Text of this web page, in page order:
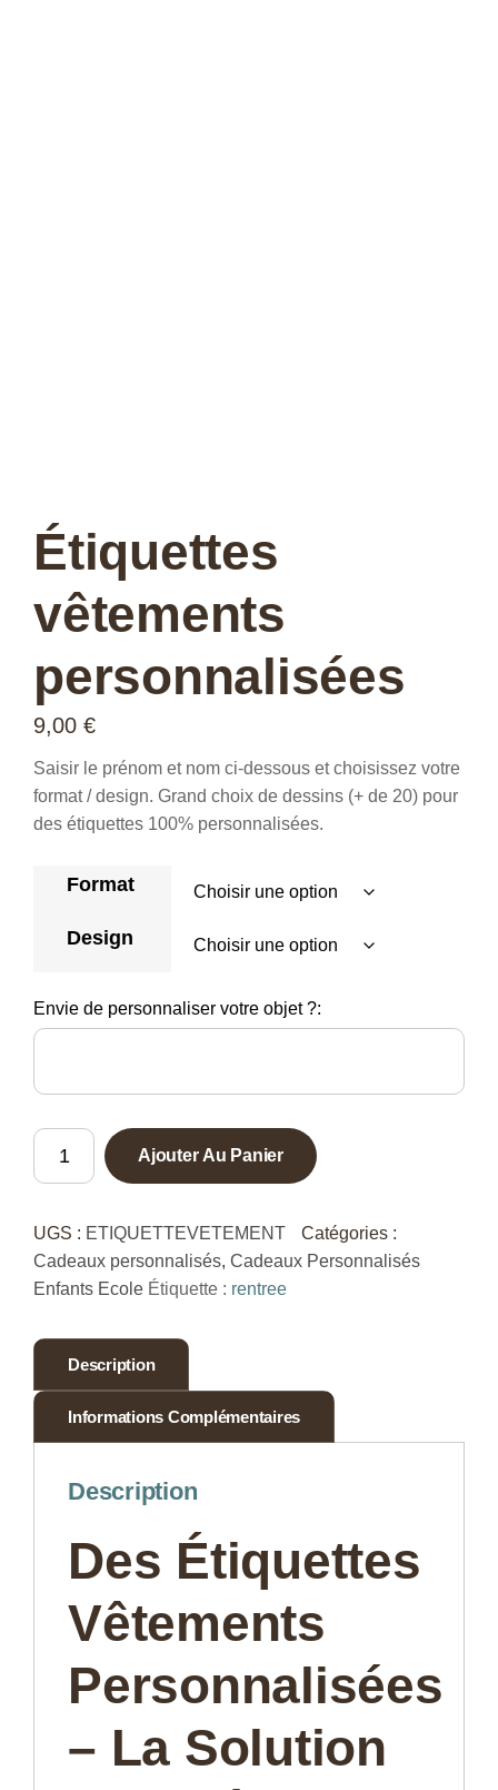
Étiquettes
vêtements
personnalisées
9,00 €
Saisir le prénom et nom ci-dessous et choisissez votre
format / design. Grand choix de dessins (+ de 20) pour
des étiquettes 100% personnalisées.
Format
Design
Envie de personnaliser votre objet ?:
quantité
vêtements
personnalisées
Ajouter Au Panier
UGS : ETIQUETTEVETEMENT
Catégories :
Cadeaux personnalisés, Cadeaux Personnalisés
Enfants Ecole Étiquette : rentree
Description
Informations Complémentaires
Description
Des Étiquettes
Vêtements
Personnalisées
– La Solution